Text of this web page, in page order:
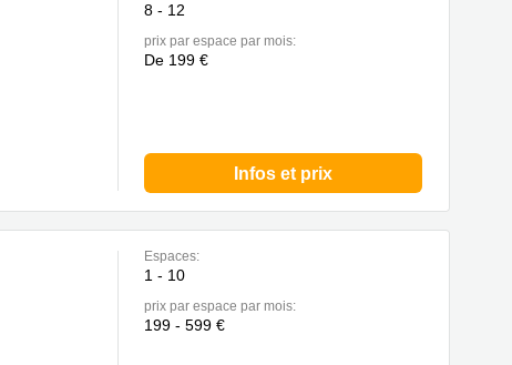
8 - 12
prix par espace par mois:
De 199 €
Infos et prix
Espaces:
1 - 10
prix par espace par mois:
199 - 599 €